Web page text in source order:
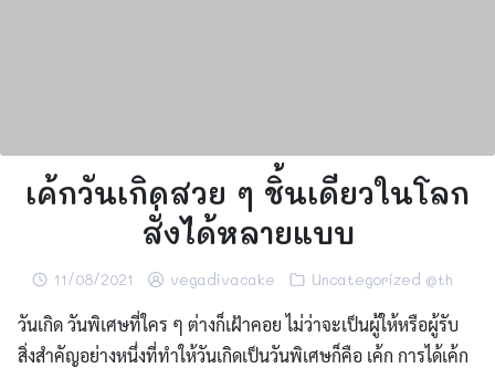
เค้กวันเกิดสวย ๆ ชิ้นเดียวในโลก
สั่งได้หลายแบบ
11/08/2021 vegadivacake Uncategorized @th
วันเกิด วันพิเศษที่ใคร ๆ ต่างก็เฝ้าคอย ไม่ว่าจะเป็นผู้ให้หรือผู้รับ
สิ่งสำคัญอย่างหนึ่งที่ทำให้วันเกิดเป็นวันพิเศษก็คือ เค้ก การได้เค้ก